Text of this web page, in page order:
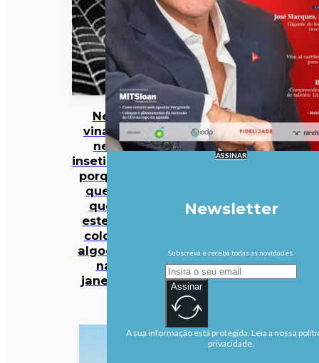
Nem
vinagre
nem
inseticidas:
porque é
que há
quem
esteja a
colocar
algodões
nas
janelas?
ASSINAR
Newsletter
Subscreva e receba todas as novidades.
Assinar
A sua informação está protegida. Leia a nossa
privacidade.